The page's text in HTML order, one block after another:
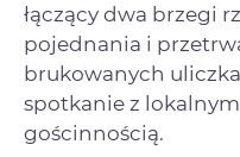
łączący dwa brzegi
pojednania i
brukowanych
spotkanie z
gościnnością.